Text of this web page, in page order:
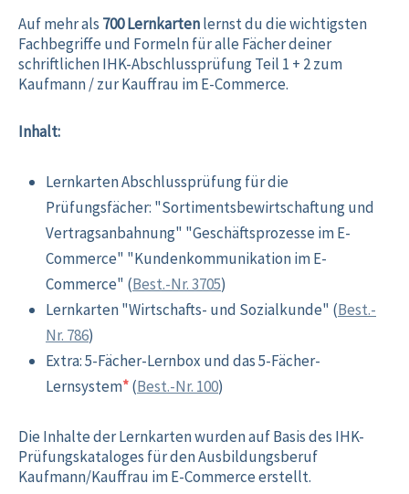
Auf mehr als 700 Lernkartenlernst du die wichtigsten
Fachbegriffe und Formeln für alle Fächer deiner
schriftlichen IHK-Abschlussprüfung Teil 1 + 2 zum
Kaufmann / zur Kauffrau im E-Commerce.
Inhalt:
Lernkarten Abschlussprüfung für die
Prüfungsfächer: "Sortimentsbewirtschaftung und
Vertragsanbahnung" "Geschäftsprozesse im E-
Commerce" "Kundenkommunikation im E-
Commerce" (Best.-Nr. 3705)
Lernkarten "Wirtschafts- und Sozialkunde" (Best.-
Nr. 786)
Extra: 5-Fächer-Lernbox und das 5-Fächer-
Lernsystem*(Best.-Nr. 100)
Die Inhalte der Lernkarten wurden auf Basis des IHK-
Prüfungskataloges für den Ausbildungsberuf
Kaufmann/Kauffrau im E-Commerce erstellt.